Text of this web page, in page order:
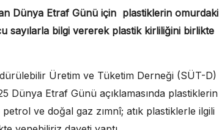
Dünya Etraf Günü için plastiklerin omurdaki
sayılarla bilgi vererek plastik kirliliğini birlikte
Üretim ve Tüketim Derneği (SÜT-D)
Dünya Etraf Günü açıklamasında plastiklerin
ve doğal gaz zımnî; atık plastiklerle ilgili